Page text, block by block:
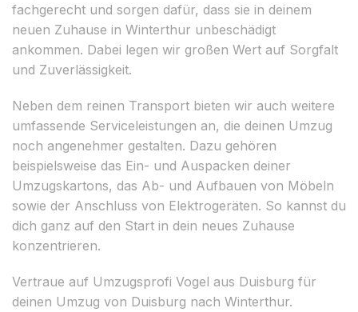
fachgerecht und sorgen dafür, dass sie in deinem
neuen Zuhause in Winterthur unbeschädigt
ankommen. Dabei legen wir großen Wert auf Sorgfalt
und Zuverlässigkeit.
Neben dem reinen Transport bieten wir auch weitere
umfassende Serviceleistungen an, die deinen Umzug
noch angenehmer gestalten. Dazu gehören
beispielsweise das Ein- und Auspacken deiner
Umzugskartons, das Ab- und Aufbauen von Möbeln
sowie der Anschluss von Elektrogeräten. So kannst du
dich ganz auf den Start in dein neues Zuhause
konzentrieren.
Vertraue auf Umzugsprofi Vogel aus Duisburg für
deinen Umzug von Duisburg nach Winterthur.